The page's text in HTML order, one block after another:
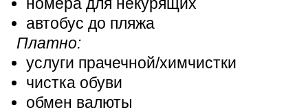
автобус до пляжа
Платно:
услуги прачечной/химчистки
чистка обуви
обмен валюты